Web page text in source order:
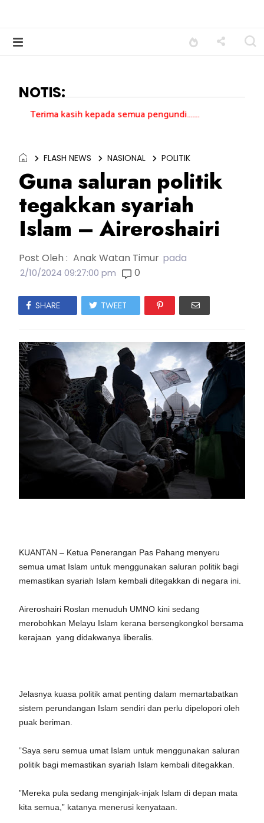
NOTIS:
kepada semua pengundi.......
FLASH NEWS NASIONAL POLITIK
Guna saluran politik
tegakkan syariah
Islam – Aireroshairi
Post Oleh : Anak Watan Timur pada
2/10/2024 09:27:00 pm 0
SHARE TWEET
KUANTAN – Ketua Penerangan Pas Pahang menyeru
semua umat Islam untuk menggunakan saluran politik bagi
memastikan syariah Islam kembali ditegakkan di negara ini.
Aireroshairi Roslan menuduh UMNO kini sedang
merobohkan Melayu Islam kerana bersengkongkol bersama
kerajaan yang didakwanya liberalis.
Jelasnya kuasa politik amat penting dalam memartabatkan
sistem perundangan Islam sendiri dan perlu dipelopori oleh
puak beriman.
”Saya seru semua umat Islam untuk menggunakan saluran
politik bagi memastikan syariah Islam kembali ditegakkan.
”Mereka pula sedang menginjak-injak Islam di depan mata
kita semua,” katanya menerusi kenyataan.